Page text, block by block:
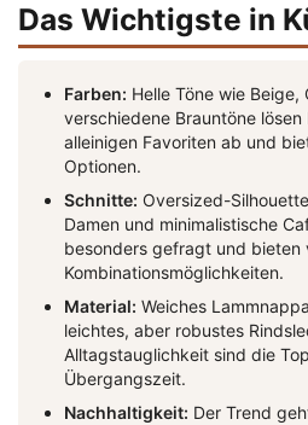
Das Wichtigste in
Farben: Helle Töne wie Beige,
verschiedene Brauntöne
alleinigen Favoriten ab und
Optionen.
Schnitte: Oversized-
Damen und minimalistische
besonders gefragt und bieten
Kombinationsmöglichkeiten.
Material: Weiches
leichtes, aber robustes
Alltagstauglichkeit sind die
Übergangszeit.
Nachhaltigkeit: Der Trend